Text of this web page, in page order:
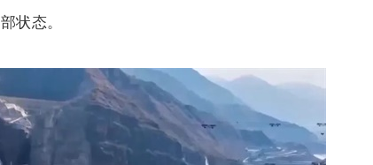
状态。